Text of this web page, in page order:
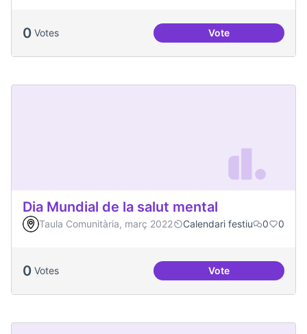
0 Votes VoteActes al Canòdrom
Dia Mundial de la salut mental
Taula Comunitària, març 2022 Calendari festiu 0 0
0 Votes VoteDia Mundial de la